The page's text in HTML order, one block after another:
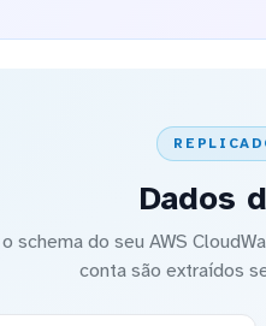
Dados
schema do seu AWS
conta são extraídos